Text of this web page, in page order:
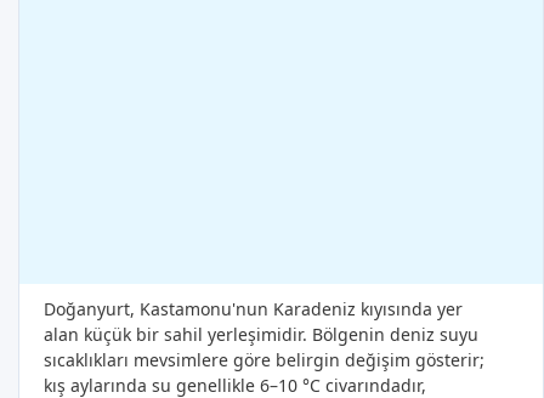
Doğanyurt, Kastamonu'nun Karadeniz kıyısında yer
alan küçük bir sahil yerleşimidir. Bölgenin deniz suyu
sıcaklıkları mevsimlere göre belirgin değişim gösterir;
kış aylarında su genellikle 6–10 °C civarındadır,